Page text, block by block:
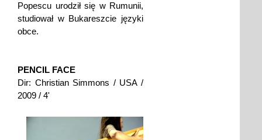
Popescu urodził się w Rumunii,
studiował w Bukareszcie języki
obce.
PENCIL FACE
Dir: Christian Simmons / USA /
2009 / 4'